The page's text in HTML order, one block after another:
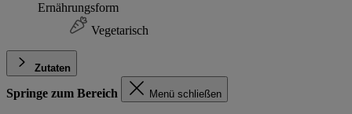
Ernährungsform
Vegetarisch
Zutaten
Springe zum Bereich Menü schließen